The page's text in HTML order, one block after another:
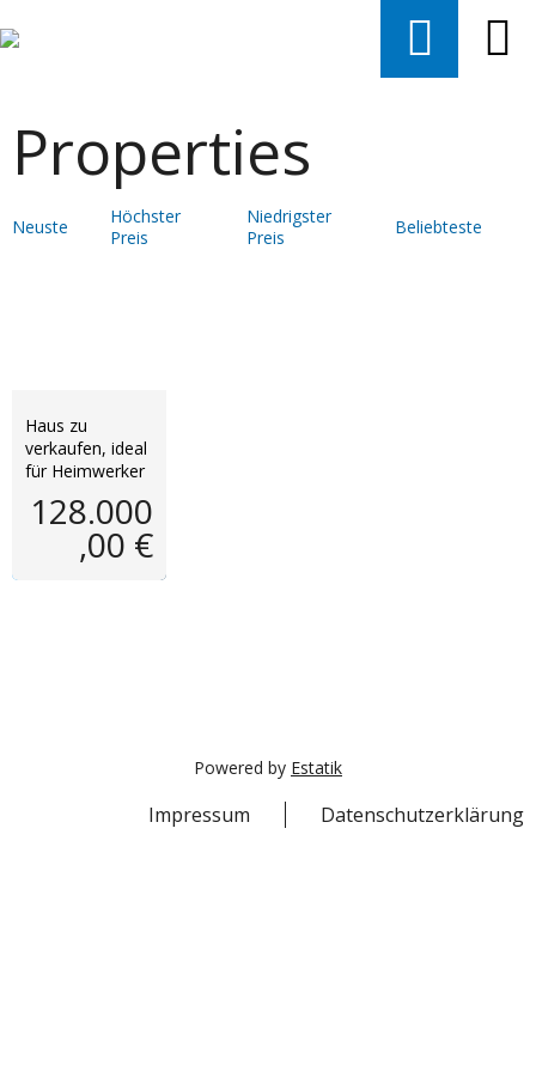
Properties
Neuste
Höchster
Preis
Niedrigster
Preis
Beliebteste
Haus zu
verkaufen, ideal
für Heimwerker
128.000
,00 €
Powered by Estatik
Impressum Datenschutzerklärung